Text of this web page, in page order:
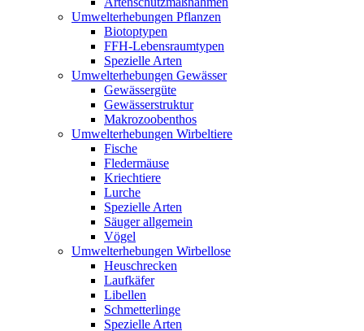
Umwelterhebungen Pflanzen
Biotoptypen
FFH-Lebensraumtypen
Spezielle Arten
Umwelterhebungen Gewässer
Gewässergüte
Gewässerstruktur
Makrozoobenthos
Umwelterhebungen Wirbeltiere
Fische
Fledermäuse
Kriechtiere
Lurche
Spezielle Arten
Säuger allgemein
Vögel
Umwelterhebungen Wirbellose
Heuschrecken
Laufkäfer
Libellen
Schmetterlinge
Spezielle Arten